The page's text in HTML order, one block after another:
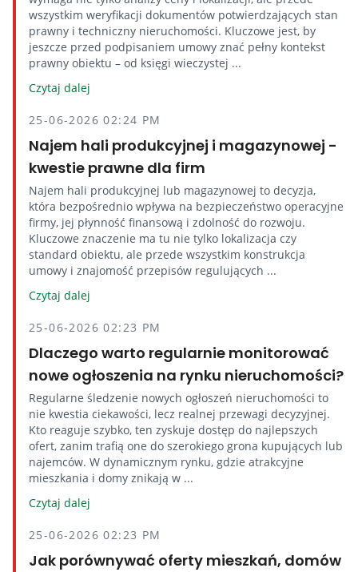
wszystkim weryfikacji dokumentów potwierdzających stan
prawny i techniczny nieruchomości. Kluczowe jest, by
jeszcze przed podpisaniem umowy znać pełny kontekst
prawny obiektu – od księgi wieczystej ...
Czytaj dalej
25-06-2026 02:24 PM
Najem hali produkcyjnej i magazynowej -
kwestie prawne dla firm
Najem hali produkcyjnej lub magazynowej to decyzja,
która bezpośrednio wpływa na bezpieczeństwo operacyjne
firmy, jej płynność finansową i zdolność do rozwoju.
Kluczowe znaczenie ma tu nie tylko lokalizacja czy
standard obiektu, ale przede wszystkim konstrukcja
umowy i znajomość przepisów regulujących ...
Czytaj dalej
25-06-2026 02:23 PM
Dlaczego warto regularnie monitorować
nowe ogłoszenia na rynku nieruchomości?
Regularne śledzenie nowych ogłoszeń nieruchomości to
nie kwestia ciekawości, lecz realnej przewagi decyzyjnej.
Kto reaguje szybko, ten zyskuje dostęp do najlepszych
ofert, zanim trafią one do szerokiego grona kupujących lub
najemców. W dynamicznym rynku, gdzie atrakcyjne
mieszkania i domy znikają w ...
Czytaj dalej
25-06-2026 02:23 PM
Jak porównywać oferty mieszkań, domów